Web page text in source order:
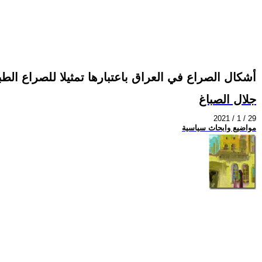
أشكال الصراع في العراق باعتبارها تمثيلا للصراع
جلال الصباغ
2021 / 1 / 29
مواضيع وابحاث سياسية